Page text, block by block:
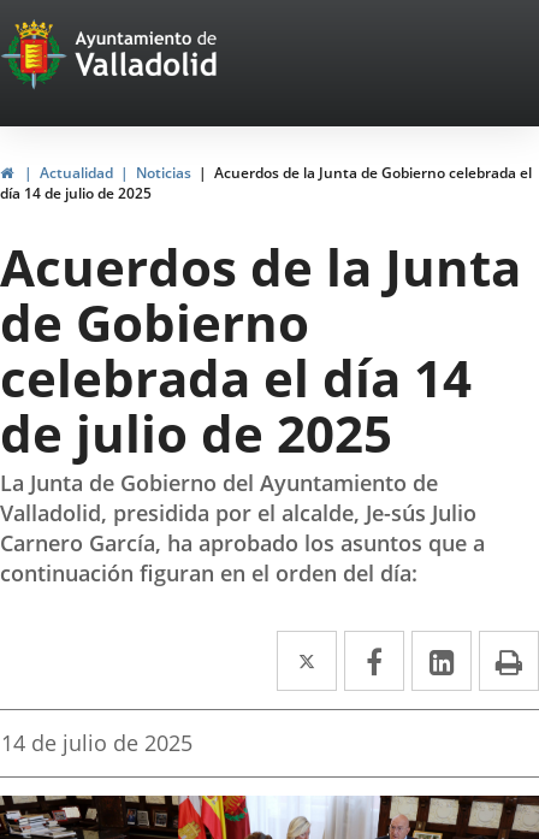
Portal
Web
del
Ayuntamiento
de
Valladolid
HomeActualidad Noticias
Acuerdos de la Junta de Gobierno celebrada el
día 14 de julio de 2025
Acuerdos de la Junta
de Gobierno
celebrada el día 14
de julio de 2025
La Junta de Gobierno del Ayuntamiento de
Valladolid, presidida por el alcalde, Je-sús Julio
Carnero García, ha aprobado los asuntos que a
continuación figuran en el orden del día:
Twitter
Enlace
a
aplicación
externa.
Facebook
Enlace
a
aplicación
externa.
Enlace
a
Fecha
la
noticia
14 de julio de 2025